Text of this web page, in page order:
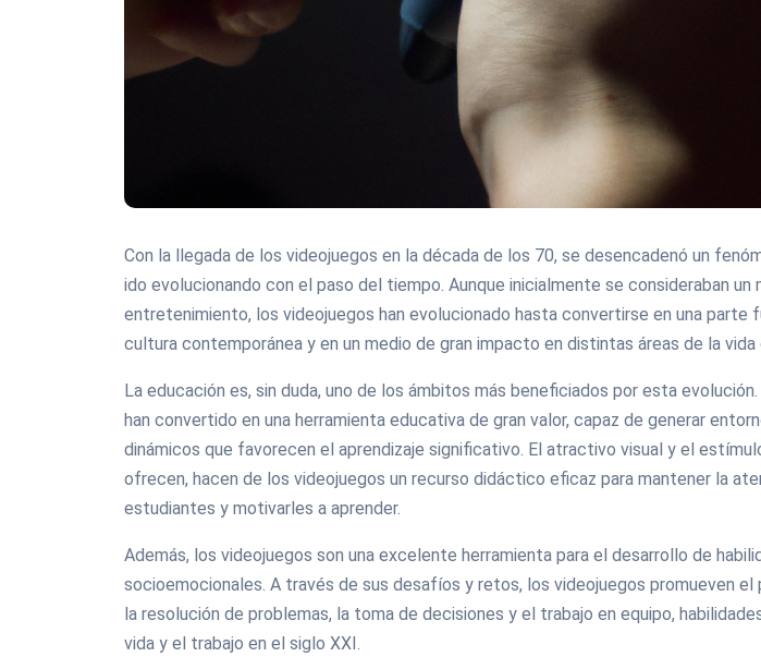
Con la llegada de los videojuegos en la década de los 70, se desencadenó un
ido evolucionando con el paso del tiempo. Aunque inicialmente se consideraban un
entretenimiento, los videojuegos han evolucionado hasta convertirse en una parte
cultura contemporánea y en un medio de gran impacto en distintas áreas de la vida
La educación es, sin duda, uno de los ámbitos más beneficiados por esta
han convertido en una herramienta educativa de gran valor, capaz de generar
dinámicos que favorecen el aprendizaje significativo. El atractivo visual y el
ofrecen, hacen de los videojuegos un recurso didáctico eficaz para mantener la
estudiantes y motivarles a aprender.
Además, los videojuegos son una excelente herramienta para el desarrollo de
socioemocionales. A través de sus desafíos y retos, los videojuegos promueven el
la resolución de problemas, la toma de decisiones y el trabajo en equipo,
vida y el trabajo en el siglo XXI.